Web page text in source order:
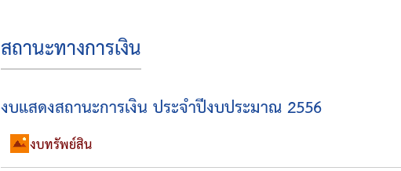
งบแสดงสถานะการเงิน ประจำปีงบประมาณ 2556
งบทรัพย์สิน